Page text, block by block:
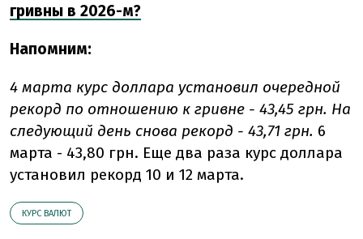
гривны в 2026-м?
Напомним:
4 марта курс доллара установил очередной
рекорд по отношению к гривне - 43,45 грн. На
следующий день снова рекорд - 43,71 грн. 6
марта - 43,80 грн. Еще два раза курс доллара
установил рекорд 10 и 12 марта.
КУРС ВАЛЮТ